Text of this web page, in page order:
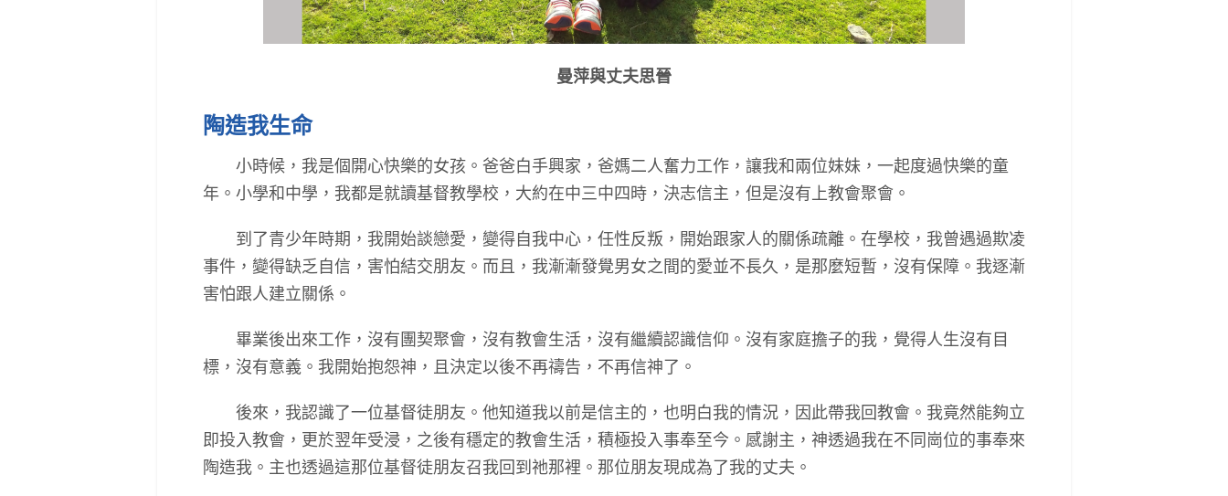
曼萍與丈夫思晉
陶造我生命
小時候，我是個開心快樂的女孩。爸爸白手興家，爸媽二人奮力工作，讓我和兩位妹妹，一起度過快樂的童
年。小學和中學，我都是就讀基督教學校，大約在中三中四時，決志信主，但是沒有上教會聚會。
到了青少年時期，我開始談戀愛，變得自我中心，任性反叛，開始跟家人的關係疏離。在學校，我曾遇過欺凌
事件，變得缺乏自信，害怕結交朋友。而且，我漸漸發覺男女之間的愛並不長久，是那麼短暫，沒有保障。我逐漸
害怕跟人建立關係。
畢業後出來工作，沒有團契聚會，沒有教會生活，沒有繼續認識信仰。沒有家庭擔子的我，覺得人生沒有目
標，沒有意義。我開始抱怨神，且決定以後不再禱告，不再信神了。
後來，我認識了一位基督徒朋友。他知道我以前是信主的，也明白我的情況，因此帶我回教會。我竟然能夠立
即投入教會，更於翌年受浸，之後有穩定的教會生活，積極投入事奉至今。感謝主，神透過我在不同崗位的事奉來
陶造我。主也透過這那位基督徒朋友召我回到祂那裡。那位朋友現成為了我的丈夫。